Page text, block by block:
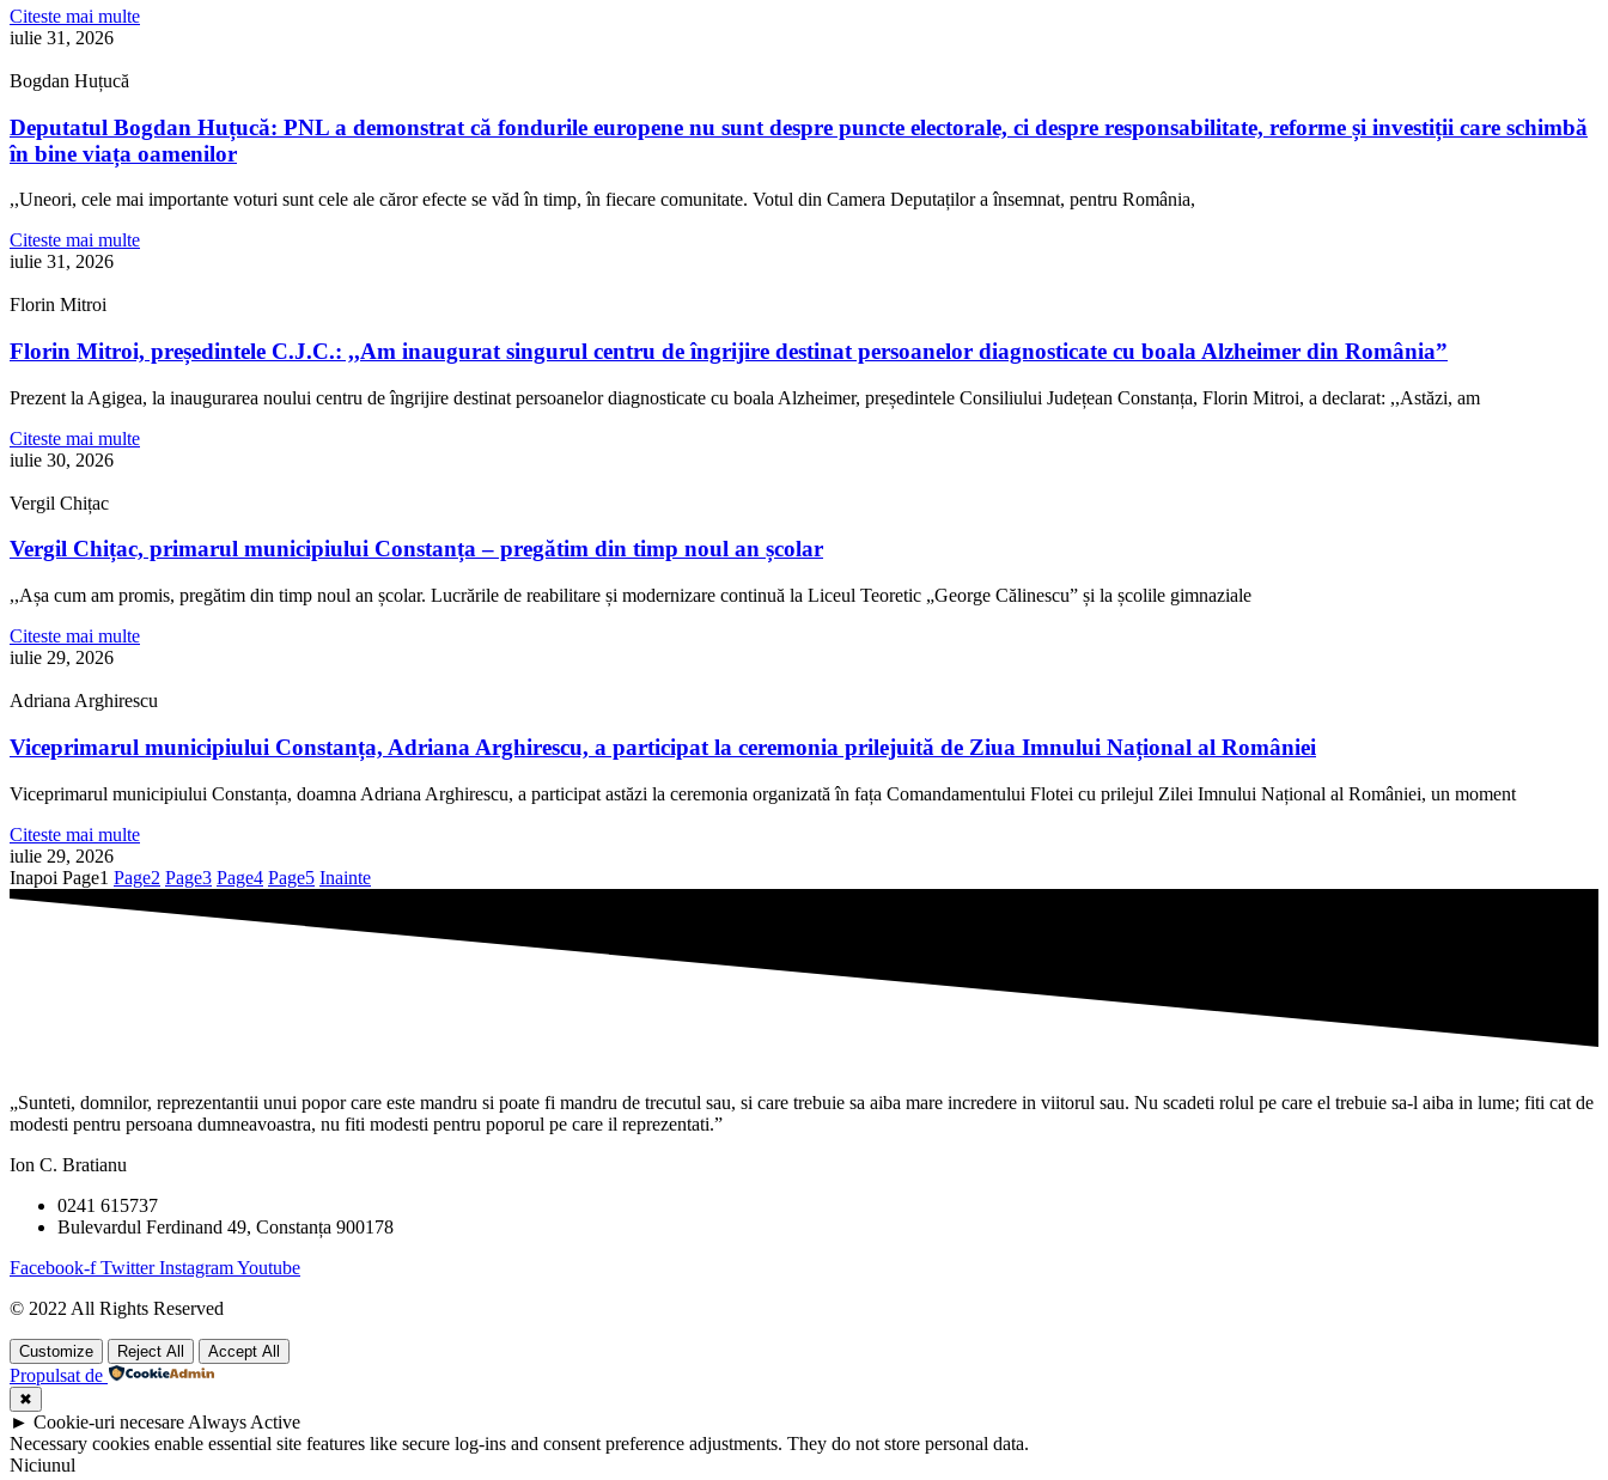
Citeste mai multe
iulie 31, 2026
Bogdan Huțucă
Deputatul Bogdan Huțucă: PNL a demonstrat că fondurile europene nu sunt despre puncte electorale, ci despre responsabilitate, reforme și investiții care schimbă
în bine viața oamenilor
,,Uneori, cele mai importante voturi sunt cele ale căror efecte se văd în timp, în fiecare comunitate. Votul din Camera Deputaților a însemnat, pentru România,
Citeste mai multe
iulie 31, 2026
Florin Mitroi
Florin Mitroi, președintele C.J.C.: ,,Am inaugurat singurul centru de îngrijire destinat persoanelor diagnosticate cu boala Alzheimer din România”
Prezent la Agigea, la inaugurarea noului centru de îngrijire destinat persoanelor diagnosticate cu boala Alzheimer, președintele Consiliului Județean Constanța, Florin Mitroi, a declarat: ,,Astăzi, am
Citeste mai multe
iulie 30, 2026
Vergil Chițac
Vergil Chițac, primarul municipiului Constanța – pregătim din timp noul an școlar
,,Așa cum am promis, pregătim din timp noul an școlar. Lucrările de reabilitare și modernizare continuă la Liceul Teoretic „George Călinescu” și la școlile gimnaziale
Citeste mai multe
iulie 29, 2026
Adriana Arghirescu
Viceprimarul municipiului Constanța, Adriana Arghirescu, a participat la ceremonia prilejuită de Ziua Imnului Național al României
Viceprimarul municipiului Constanța, doamna Adriana Arghirescu, a participat astăzi la ceremonia organizată în fața Comandamentului Flotei cu prilejul Zilei Imnului Național al României, un moment
Citeste mai multe
iulie 29, 2026
Inapoi Page1 Page2 Page3 Page4 Page5 Inainte
„Sunteti, domnilor, reprezentantii unui popor care este mandru si poate fi mandru de trecutul sau, si care trebuie sa aiba mare incredere in viitorul sau. Nu scadeti rolul pe care el trebuie sa-l aiba in lume; fiti cat de
modesti pentru persoana dumneavoastra, nu fiti modesti pentru poporul pe care il reprezentati.”
Ion C. Bratianu
0241 615737
Bulevardul Ferdinand 49, Constanța 900178
Facebook-f Twitter InstagramYoutube
© 2022 All Rights Reserved
Customize Reject All Accept All
Propulsat de
✖
► Cookie-uri necesareAlways Active
Necessary cookies enable essential site features like secure log-ins and consent preference adjustments. They do not store personal data.
Niciunul